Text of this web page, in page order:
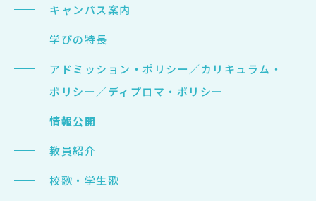
キャンパス案内
学びの特長
アドミッション・ポリシー／カリキュラム・
ポリシー／ディプロマ・ポリシー
情報公開
教員紹介
校歌・学生歌